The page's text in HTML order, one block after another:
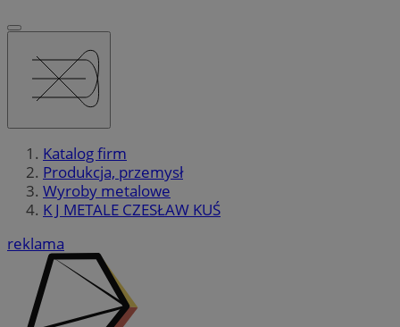
Katalog firm
Produkcja, przemysł
Wyroby metalowe
K J METALE CZESŁAW KUŚ
reklama